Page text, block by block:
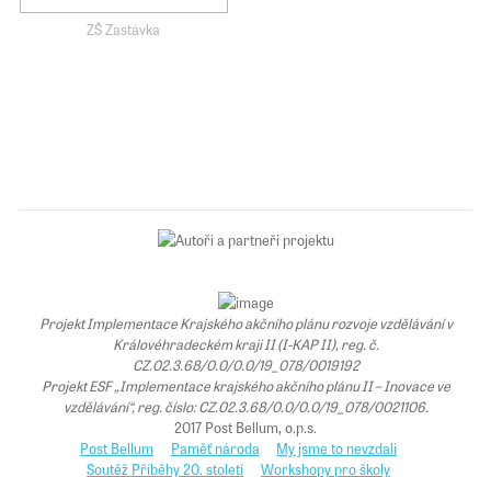
ZŠ Zastávka
Projekt Implementace Krajského akčního plánu rozvoje vzdělávání v
Královéhradeckém kraji II (I-KAP II), reg. č.
CZ.02.3.68/0.0/0.0/19_078/0019192
Projekt ESF „Implementace krajského akčního plánu II – Inovace ve
vzdělávání“, reg. číslo: CZ.02.3.68/0.0/0.0/19_078/0021106.
2017 Post Bellum, o.p.s.
Post Bellum
Paměť národa
My jsme to nevzdali
Soutěž Příběhy 20. století
Workshopy pro školy